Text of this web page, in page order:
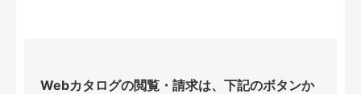
Webカタログの閲覧・請求は、下記のボタンか